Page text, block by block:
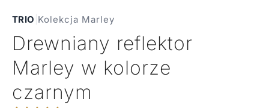
TRIO Kolekcja Marley
Drewniany reflektor
Marley w kolorze
czarnym